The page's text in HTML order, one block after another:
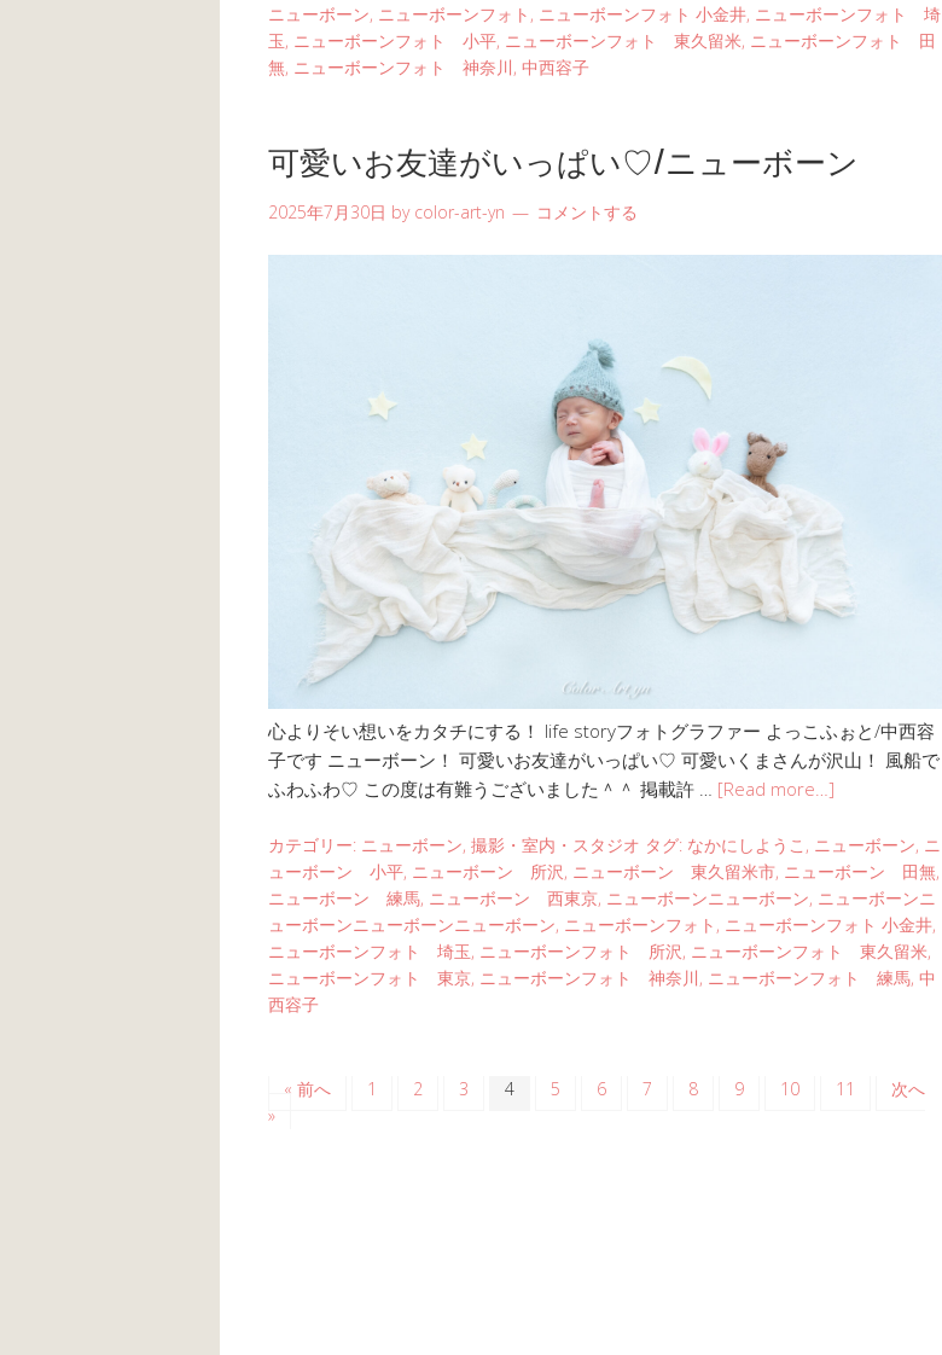
ニューボーン, ニューボーンフォト , ニューボーンフォト 小金井, ニューボーンフォト 埼
玉, ニューボーンフォト 小平, ニューボーンフォト 東久留米, ニューボーンフォト 田
無, ニューボーンフォト 神奈川, 中西容子
可愛いお友達がいっぱい♡/ニューボーン
2025年7月30日 by color-art-yn コメントする
心よりそい想いをカタチにする！ life storyフォトグラファー よっこふぉと/中西容
子です ニューボーン！ 可愛いお友達がいっぱい♡ 可愛いくまさんが沢山！ 風船で
ふわふわ♡ この度は有難うございました＾＾ 掲載許 … [Read more…]
カテゴリー: ニューボーン, 撮影・室内・スタジオ タグ: なかにしようこ , ニューボーン, ニ
ューボーン 小平, ニューボーン 所沢, ニューボーン 東久留米市, ニューボーン 田無,
ニューボーン 練馬, ニューボーン 西東京, ニューボーンニューボーン, ニューボーンニ
ューボーンニューボーンニューボーン, ニューボーンフォト , ニューボーンフォト 小金井,
ニューボーンフォト 埼玉, ニューボーンフォト 所沢, ニューボーンフォト 東久留米,
ニューボーンフォト 東京, ニューボーンフォト 神奈川, ニューボーンフォト 練馬, 中
西容子
« 前へ 1 2 3 4 5 6 7 8 9 10 11
次へ
»